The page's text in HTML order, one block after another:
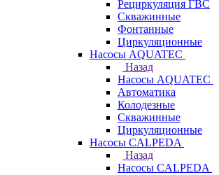
Рециркуляция ГВС
Скважинные
Фонтанные
Циркуляционные
Насосы AQUATEC
Назад
Насосы AQUATEC
Автоматика
Колодезные
Скважинные
Циркуляционные
Насосы CALPEDA
Назад
Насосы CALPEDA